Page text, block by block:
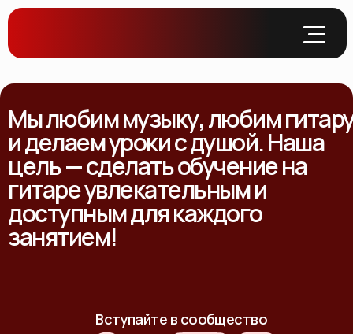
Мы любим музыку, любим
и делаем уроки с душой. Наша
цель — сделать обучение на
гитаре увлекательным и
доступным для каждого
занятием!
Вступайте в сообщество